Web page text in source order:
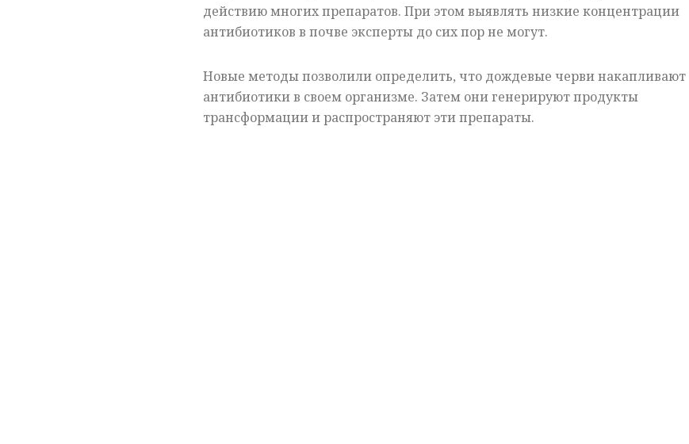
действию многих препаратов. При этом выявлять низкие концентрации
антибиотиков в почве эксперты до сих пор не могут.
Новые методы позволили определить, что дождевые черви накапливают
антибиотики в своем организме. Затем они генерируют продукты
трансформации и распространяют эти препараты.